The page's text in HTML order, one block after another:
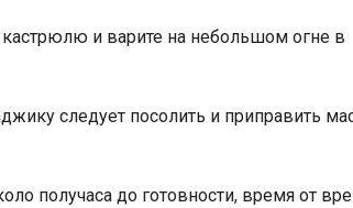
и варите на небольшом огне в
следует посолить и приправить
получаса до готовности, время от